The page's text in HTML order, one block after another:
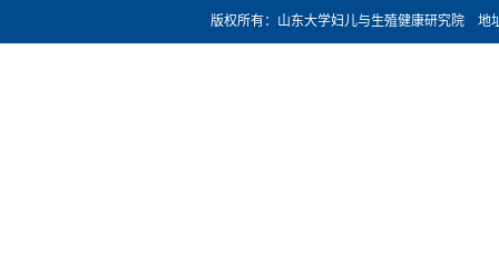
版权所有：山东大学妇儿与生殖健康研究院 地